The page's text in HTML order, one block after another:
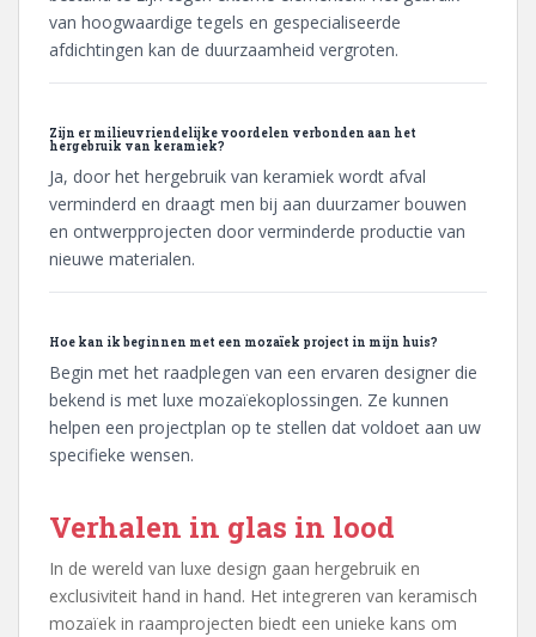
van hoogwaardige tegels en gespecialiseerde
afdichtingen kan de duurzaamheid vergroten.
Zijn er milieuvriendelijke voordelen verbonden aan het
hergebruik van keramiek?
Ja, door het hergebruik van keramiek wordt afval
verminderd en draagt men bij aan duurzamer bouwen
en ontwerpprojecten door verminderde productie van
nieuwe materialen.
Hoe kan ik beginnen met een mozaïek project in mijn huis?
Begin met het raadplegen van een ervaren designer die
bekend is met luxe mozaïekoplossingen. Ze kunnen
helpen een projectplan op te stellen dat voldoet aan uw
specifieke wensen.
Verhalen in glas in lood
In de wereld van luxe design gaan hergebruik en
exclusiviteit hand in hand. Het integreren van keramisch
mozaïek in raamprojecten biedt een unieke kans om